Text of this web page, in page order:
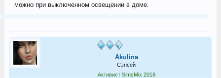
можно при выключенном освещении в доме.
Akulina
Сэнсей
Активист SimsMix 2018